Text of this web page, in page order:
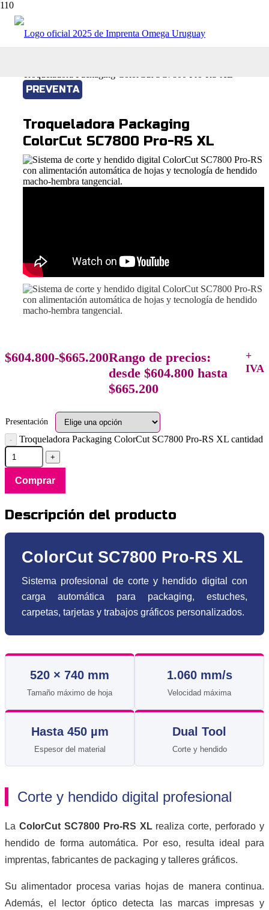
Tienda online
PREVENTA
Troqueladora Packaging
ColorCut SC7800 Pro-RS XL
$604.800-$665.200Rango de precios:
desde $604.800 hasta
$665.200
+
IVA
Presentación
Troqueladora Packaging ColorCut SC7800 Pro-RS XL cantidad
Comprar
Descripción del producto
ColorCut SC7800 Pro-RS XL
Sistema profesional de corte y hendido digital con
carga automática para packaging, estuches,
carpetas, tarjetas y trabajos gráficos personalizados.
520 × 740 mm
Tamaño máximo de hoja
1.060 mm/s
Velocidad máxima
Hasta 450 µm
Espesor del material
Dual Tool
Corte y hendido
Corte y hendido digital profesional
La ColorCut SC7800 Pro-RS XLrealiza corte, perforado y
hendido de forma automática. Por eso, resulta ideal para
imprentas, fabricantes de packaging y talleres gráficos.
Su alimentador procesa varias hojas de manera continua.
Además, el lector óptico detecta las marcas impresas y